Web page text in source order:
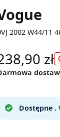
2002 W44/11
zł
Dostępne .